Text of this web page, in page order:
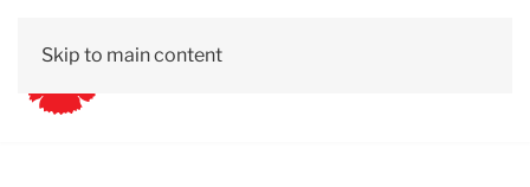
Skip to main content